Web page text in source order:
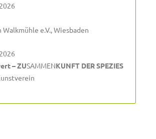
e.V., Wiesbaden
– ZUSAMMENKUNFT DER SPEZIES